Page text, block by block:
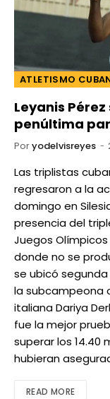
ATLETISMO
Leyanis
penúltima
Poryodelvisreyes
Las triplistas
regresaron a la
domingo en
presencia del
Juegos
donde no se
se ubicó
la subcampeona
italiana Dariya
fue la mejor
superar los 14.40
hubieran
READ MORE